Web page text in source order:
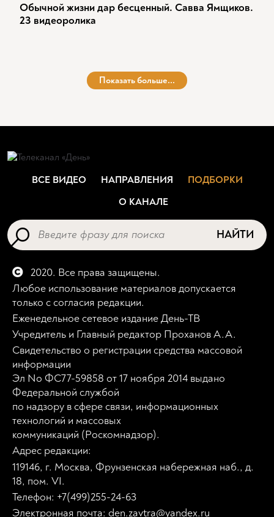
Обычной жизни дар бесценный. Савва Ямщиков.
23 видеоролика
Показать больше...
ВСЕ ВИДЕО НАПРАВЛЕНИЯ
ПОДБОРКИ
О КАНАЛЕ
НАЙТИ
2020. Все права защищены.
Любое использование материалов допускается
только с согласия редакции.
Еженедельное сетевое издание День-ТВ
Учредитель и Главный редактор Проханов А.А.
Свидетельство о регистрации средства массовой
информации
Эл No ФС77-59858 от 17 ноября 2014 выдано
Федеральной службой
по надзору в сфере связи, информационных
технологий и массовых
коммуникаций (Роскомнадзор).
Адрес редакции:
119146, г. Москва, Фрунзенская набережная наб., д.
18, пом. VI.
Телефон: +7(499)255-24-63
Электронная почта: den.zavtra@yandex.ru